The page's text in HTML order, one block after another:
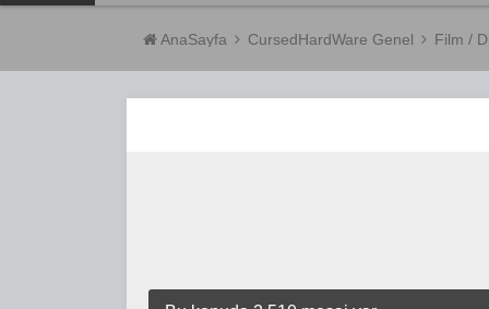
AnaSayfa CursedHardWare Genel Film /